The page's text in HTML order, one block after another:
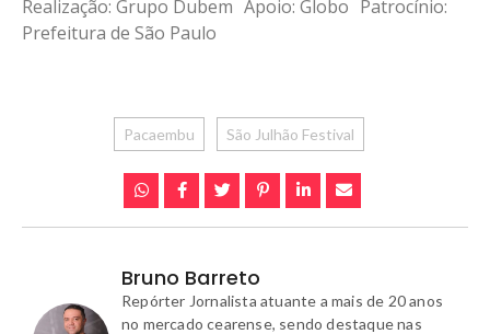
Realização: Grupo Dubem Apoio: Globo Patrocínio:
Prefeitura de São Paulo
Pacaembu São Julhão Festival
Bruno Barreto
Repórter Jornalista atuante a mais de 20 anos
no mercado cearense, sendo destaque nas